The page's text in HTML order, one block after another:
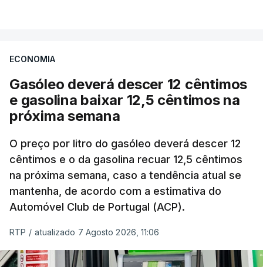
com ondas de calor no Verão e conflitos na
Ucrânia e no Médio Oriente a elevar os
custos das colheitas.
O índice, que acompanha as variações mensais
de um cabaz de produtos alimentares
comercializados internacionalmente, subiu para
131,1 pontos em julho, face aos 130,3 de junho.
O aumento dos preços dos alimentos básicos
nas prateleiras nos meses seguintes, à medida
que os fornecedores repercutem os seus
ECONOMIA
Gasóleo deverá descer 12 cêntimos
e gasolina baixar 12,5 cêntimos na
próxima semana
O preço por litro do gasóleo deverá descer 12
cêntimos e o da gasolina recuar 12,5 cêntimos
na próxima semana, caso a tendência atual se
mantenha, de acordo com a estimativa do
Automóvel Club de Portugal (ACP).
RTP / atualizado 7 Agosto 2026, 11:06